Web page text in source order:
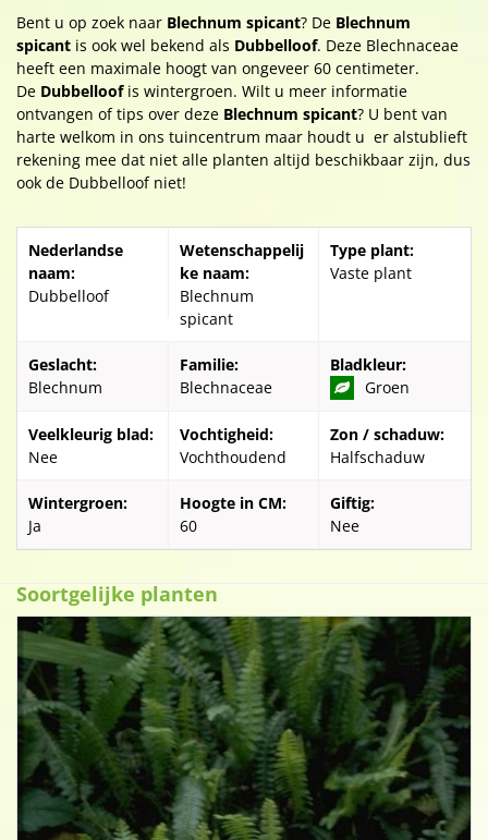
Bent u op zoek naar Blechnum spicant? De Blechnum
spicant is ook wel bekend als Dubbelloof. Deze Blechnaceae
heeft een maximale hoogt van ongeveer 60 centimeter.
De Dubbelloof is wintergroen. Wilt u meer informatie
ontvangen of tips over deze Blechnum spicant? U bent van
harte welkom in ons tuincentrum maar houdt u er alstublieft
rekening mee dat niet alle planten altijd beschikbaar zijn, dus
ook de Dubbelloof niet!
Nederlandse
naam:
Dubbelloof
Wetenschappelij
ke naam:
Blechnum
spicant
Type plant:
Vaste plant
Geslacht:
Blechnum
Familie:
Blechnaceae
Bladkleur:
Groen
Veelkleurig blad:
Nee
Vochtigheid:
Vochthoudend
Zon / schaduw:
Halfschaduw
Wintergroen:
Ja
Hoogte in CM:
60
Giftig:
Nee
Soortgelijke planten